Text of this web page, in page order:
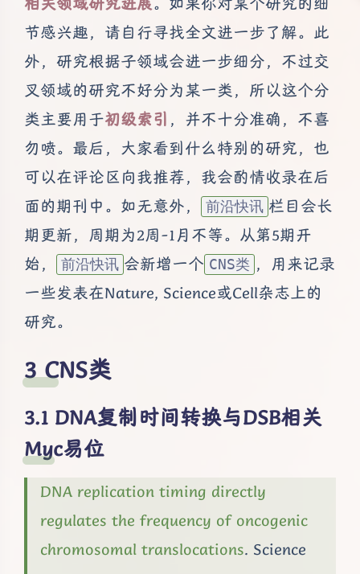
节感兴趣，请自行寻找全文进一步了解。此
外，研究根据子领域会进一步细分，不过交
叉领域的研究不好分为某一类，所以这个分
类主要用于初级索引 ，并不十分准确，不喜
勿喷。最后，大家看到什么特别的研究，也
可以在评论区向我推荐，我会酌情收录在后
面的期刊中。如无意外，
前沿快讯 栏目会长
期更新，周期为2周-1月不等。从第5期开
始，
前沿快讯 会新增一个 CNS类 ，用来记录
一些发表在Nature, Science或Cell杂志上的
研究。
CNS类
DNA复制时间转换与DSB相关
Myc易位
DNA replication timing directly
regulates the frequency of oncogenic
chromosomal translocations. Science